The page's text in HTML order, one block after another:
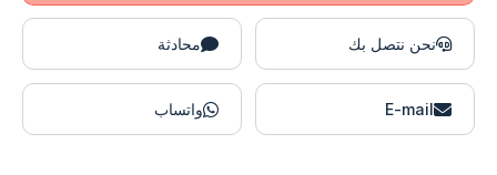
نحن نتصل بك محادثة
E-mail واتساب